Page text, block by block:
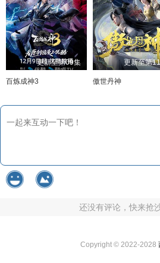
更新至第09集
百炼成神3
更新至第
傲世丹神
还没有评论，快来抢
Copyright © 2022-2028